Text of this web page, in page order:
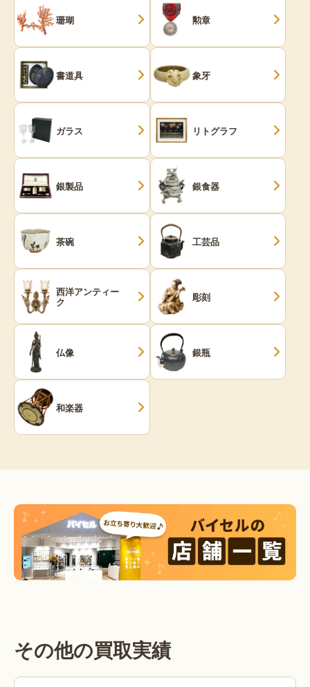
珊瑚 勲章
書道具 象牙
ガラス リトグラフ
銀製品 銀食器
茶碗 工芸品
西洋アンティー
ク 彫刻
仏像 銀瓶
和楽器
その他の買取実績